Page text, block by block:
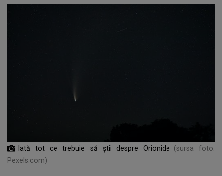
Iată tot ce trebuie să știi despre Orionide
(sursa foto:
Pexels.com)